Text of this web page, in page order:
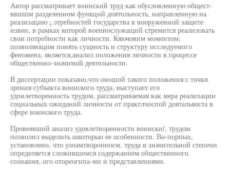
Автор рассматривает воинский труд как обусловленную общест-
ввшшм разделенном функций доятольность, направленную на
реализацию ¡.этребностей государства в вооруженной защите
извне, в рамках которой военнослужащий стремится реализовать
свои потребности как личности. Кяючовнм моментом,
позволяющим понять сущность и структуру исследуемого
феномена, является,анализ положения личности в процессе
общественно-значимой деятельности.
В диссертации показано,что оношой такого положения с точки
зрения субъекта воинского труда, выступает его
удонлетворенность трудом, рассматриваемая как мера реализации
социальных ожиданий личности от практлчоспой дояталыюста в
сфере воинского труда.
Провеявший анализ удовлетворенности воински/, трудом
позволил выделить шкоторыо ее особенности. Во-порпых,
установлено, что улоамтворонносм. труда в значительной степени
определяется сложившимся содержанием общественного
сознания, ого отореогипа-ми и представлениями.